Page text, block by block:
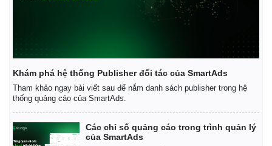
Khám phá hệ thống Publisher đối tác của SmartAds
Tham khảo ngay bài viết sau để nắm danh sách publisher trong hệ
thống quảng cáo của SmartAds.
Các chỉ số quảng cáo trong trình quản lý
của SmartAds